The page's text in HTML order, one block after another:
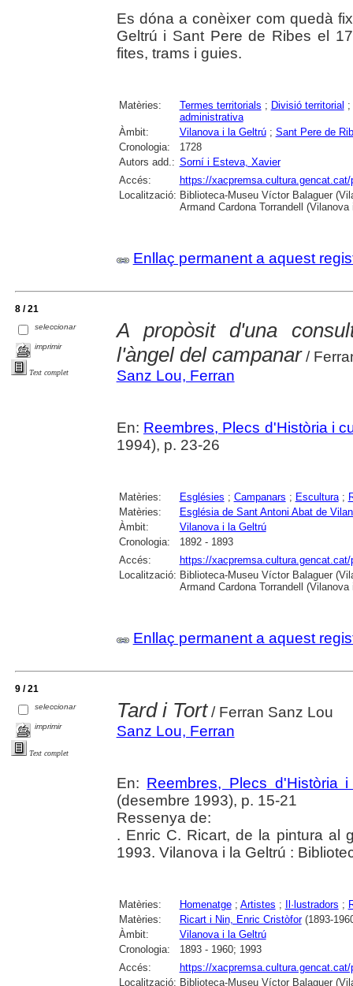
Es dóna a conèixer com quedà
Geltrú i Sant Pere de Ribes el
fites, trams i guies.
Matèries: Termes territorials ; Divisió territorial ;
administrativa
Àmbit:
Vilanova i la Geltrú; Sant Pere de
Cronologia:
1728
Autors add.: Sorní i Esteva, Xavier
Accés:
https://xacpremsa.cultura.gencat.cat/
Localització: Biblioteca-Museu Víctor Balaguer
Armand Cardona Torrandell (Vilanova
Enllaç permanent a aquest
8 / 21
seleccionar
imprimir
Text complet
A propòsit d'una
l'àngel del campanar/
Sanz Lou, Ferran
En: Reembres, Plecs d'Història i
1994), p. 23-26
Matèries: Esglésies ; Campanars ; Escultura;
Matèries:
Església de Sant Antoni Abat de
Àmbit:
Vilanova i la Geltrú
Cronologia:
1892 - 1893
Accés:
https://
Localització: Biblioteca-Museu Víctor Balaguer
Armand Cardona Torrandell (Vilanova
Enllaç permanent a aquest
9 / 21
seleccionar
imprimir
Text complet
Tard i Tort/ Ferran Sanz Lou
Sanz Lou, Ferran
En: Reembres, Plecs d'Història i
(desembre 1993), p. 15-21
Ressenya de:
. Enric C. Ricart, de la pintura al
1993. Vilanova i la Geltrú :
Matèries: Homenatge; Artistes ; Il·lustradors ;
Matèries:
Ricart i Nin, Enric Cristòfor(1893-
Àmbit:
Vilanova i la Geltrú
Cronologia:
1893 - 1960; 1993
Accés:
https://
Localització: Biblioteca-Museu Víctor Balaguer